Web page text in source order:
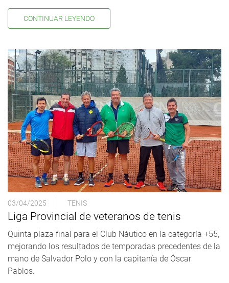
CONTINUAR LEYENDO
03/04/2025 TENIS
Liga Provincial de veteranos de tenis
Quinta plaza final para el Club Náutico en la categoría +55,
mejorando los resultados de temporadas precedentes de la
mano de Salvador Polo y con la capitanía de Óscar
Pablos.